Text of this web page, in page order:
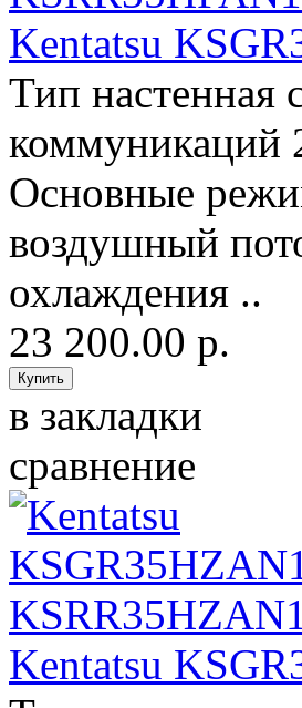
Kentatsu
Тип настенная
коммуникаций
Основные
воздушный
охлаждения ..
23 200.00 р.
в закладки
сравнение
Kentatsu